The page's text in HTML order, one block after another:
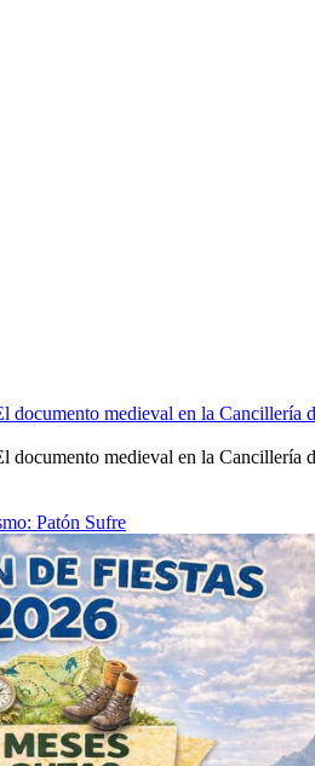
documento medieval en la Cancillería
documento medieval en la Cancillería
Patón Sufre